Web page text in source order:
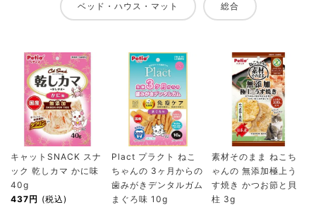
ベッド・ハウス・マット 総合
キャットSNACK スナ
ック 乾しカマ かに味
40g
437円 (税込)
Plact プラクト ねこ
ちゃんの 3ヶ月からの
歯みがきデンタルガム
まぐろ味 10g
素材そのまま ねこち
ゃんの 無添加極上う
す焼き かつお節と貝
柱 3g